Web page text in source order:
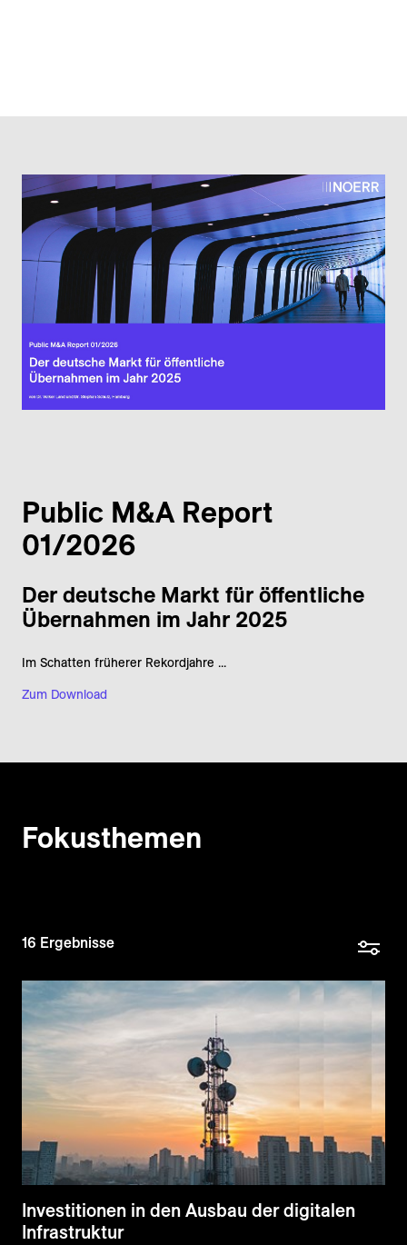
Public M&A Report
01/2026
Der deutsche Markt für öffentliche
Übernahmen im Jahr 2025
Im Schatten früherer Rekordjahre ...
Zum Download
Fokusthemen
16 Ergebnisse
Investitionen in den Ausbau der digitalen
Infrastruktur